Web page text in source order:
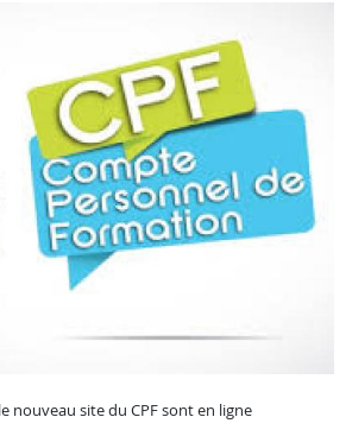
nouveau site du CPF sont en ligne